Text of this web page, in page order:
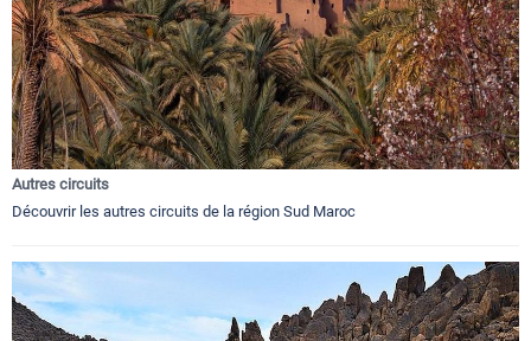
Autres circuits
Découvrir les autres circuits de la région Sud Maroc